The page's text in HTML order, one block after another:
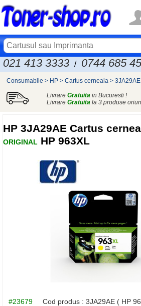
021 413 3333 / 0744 685
Consumabile > HP > Cartus cerneala > 3JA29AE
Livrare Gratuitain Bucuresti !
Livrare Gratuitala 3 produse
HP 3JA29AE Cartus
ORIGINAL HP 963XL
#23679 Cod produs : 3JA29AE ( HP